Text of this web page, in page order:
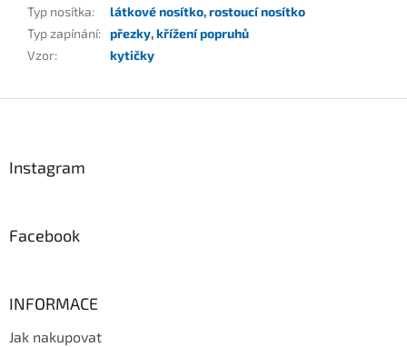
Typ nosítka: látkové nosítko,rostoucí nosítko
Typ zapínání: přezky,křížení popruhů
Vzor: kytičky
Instagram
Facebook
INFORMACE
Jak nakupovat